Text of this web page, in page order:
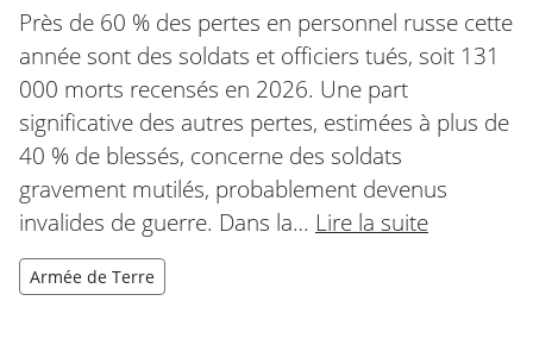
Près de 60 % des pertes en personnel russe cette
année sont des soldats et officiers tués, soit 131
000 morts recensés en 2026. Une part
significative des autres pertes, estimées à plus de
40 % de blessés, concerne des soldats
gravement mutilés, probablement devenus
invalides de guerre. Dans la… Lire la suite
Armée de Terre